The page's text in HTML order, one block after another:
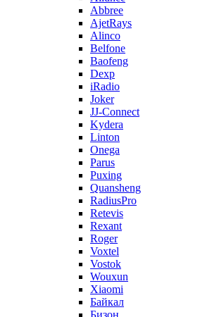
Abbree
AjetRays
Alinco
Belfone
Baofeng
Dexp
iRadio
Joker
JJ-Connect
Kydera
Linton
Onega
Parus
Puxing
Quansheng
RadiusPro
Retevis
Rexant
Roger
Voxtel
Vostok
Wouxun
Xiaomi
Байкал
Бизон